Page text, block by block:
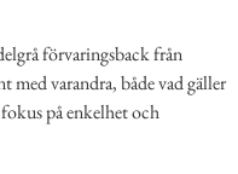
förvaringsback från
med varandra, både vad gäller
på enkelhet och